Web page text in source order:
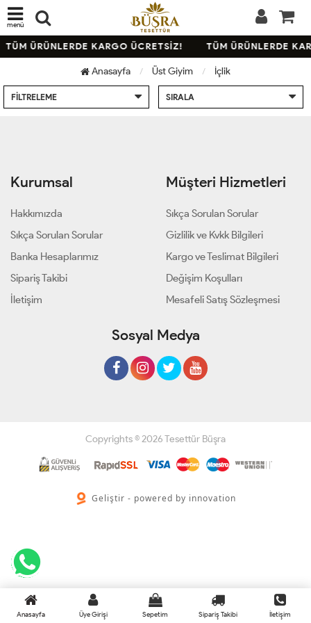
menü
TÜM ÜRÜNLERDE KARGO ÜCRETSİZ! TÜM ÜRÜNLERDE
Anasayfa Üst Giyim İçlik
FILTRELEME SIRALA
Kurumsal
Hakkımızda
Sıkça Sorulan Sorular
Banka Hesaplarımız
Sipariş Takibi
İletişim
Müşteri Hizmetleri
Sıkça Sorulan Sorular
Gizlilik ve Kvkk Bilgileri
Kargo ve Teslimat Bilgileri
Değişim Koşulları
Mesafeli Satış Sözleşmesi
Sosyal Medya
Copyrights © 2026 Tesettür Büşra
Geliştir - powered by innovation
Anasayfa Üye Girişi Sepetim Sipariş Takibi İletişim